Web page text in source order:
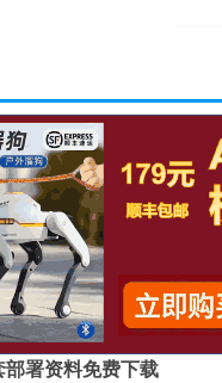
署资料免费下载